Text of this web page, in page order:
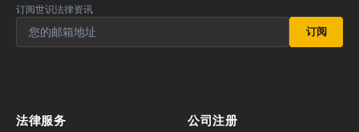
订阅世识法律资讯
订阅
法律服务 公司注册